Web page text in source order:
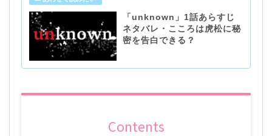
「unknown」1話あらすじ
ネタバレ・こころは虎松に秘
密を告白できる？
Contents